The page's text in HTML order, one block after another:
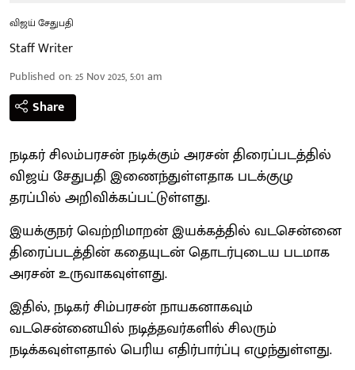
விஜய் சேதுபதி
Staff Writer
Published on:25 Nov 2025, 5:01 am
Share
நடிகர் சிலம்பரசன் நடிக்கும் அரசன் திரைப்படத்தில்
விஜய் சேதுபதி இணைந்துள்ளதாக படக்குழு
தரப்பில் அறிவிக்கப்பட்டுள்ளது.
இயக்குநர் வெற்றிமாறன் இயக்கத்தில் வடசென்னை
திரைப்படத்தின் கதையுடன் தொடர்புடைய படமாக
அரசன் உருவாகவுள்ளது.
இதில், நடிகர் சிம்பரசன் நாயகனாகவும்
வடசென்னையில் நடித்தவர்களில் சிலரும்
நடிக்கவுள்ளதால் பெரிய எதிர்பார்ப்பு எழுந்துள்ளது.